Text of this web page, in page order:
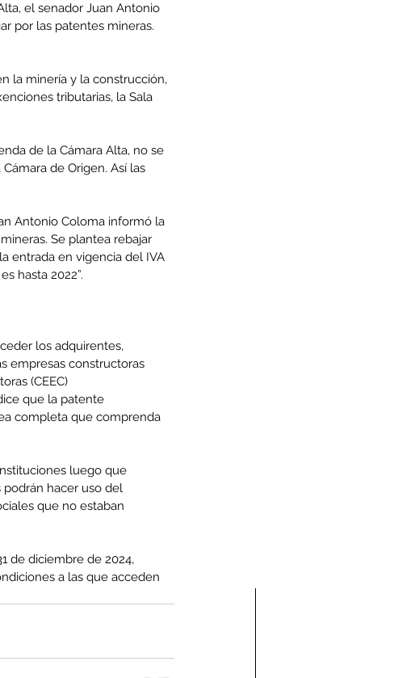
el senador Juan Antonio
por las patentes mineras.
la minería y la construcción,
tributarias, la Sala
de la Cámara Alta, no se
de Origen. Así las
Antonio Coloma informó la
Se plantea rebajar
entrada en vigencia del IVA
hasta 2022”.
los adquirentes,
empresas constructoras
(CEEC)
que la patente
completa que comprenda
luego que
podrán hacer uso del
que no estaban
de diciembre de 2024,
a las que acceden